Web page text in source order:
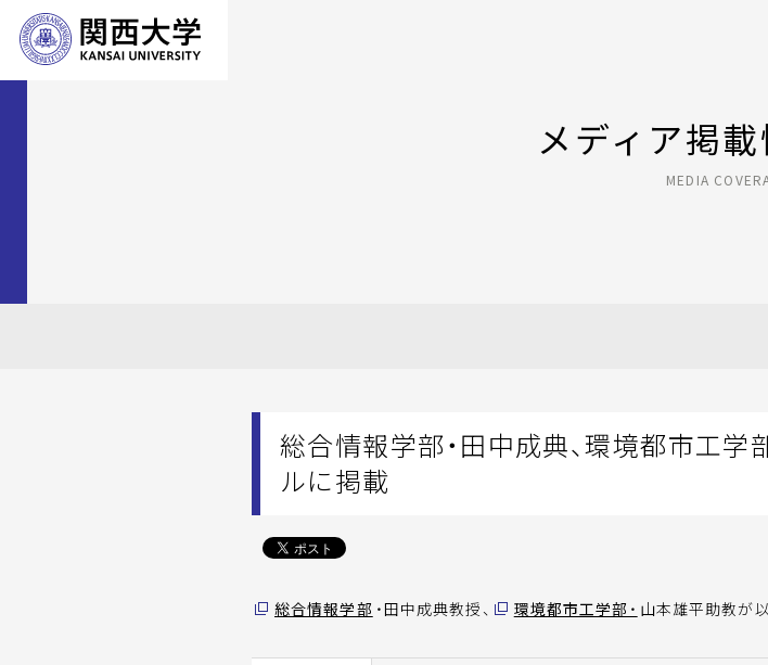
メディア掲
MEDIA
総合情報学部・田中成典、環境都市工
ルに掲載
総合情報学部 ・田中成典教授、 環境都市工学部・ 山本雄平助教が